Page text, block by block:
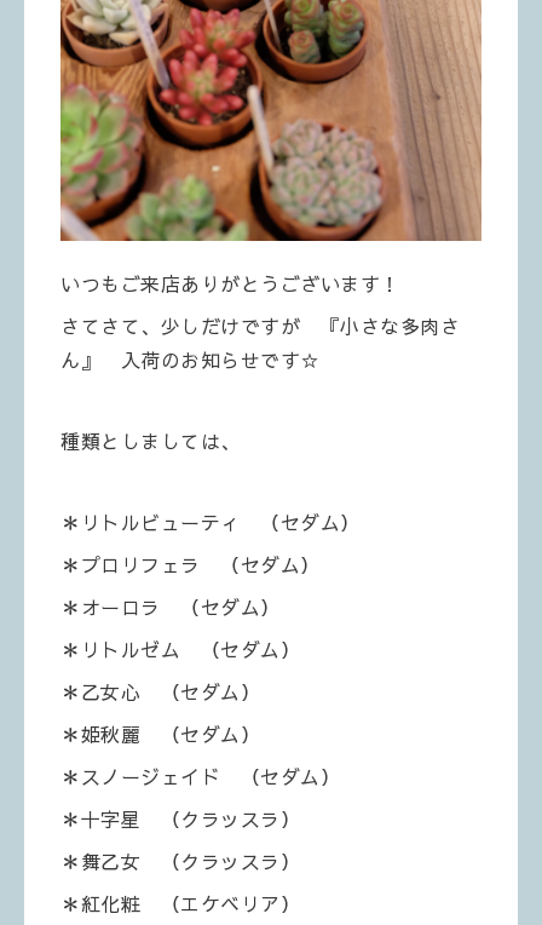
いつもご来店ありがとうございます！
さてさて、少しだけですが 『小さな多肉さ
ん』 入荷のお知らせです☆
種類としましては、
＊リトルビューティ （セダム）
＊プロリフェラ （セダム）
＊オーロラ （セダム）
＊リトルゼム （セダム）
＊乙女心 （セダム）
＊姫秋麗 （セダム）
＊スノージェイド （セダム）
＊十字星 （クラッスラ）
＊舞乙女 （クラッスラ）
＊紅化粧 （エケベリア）